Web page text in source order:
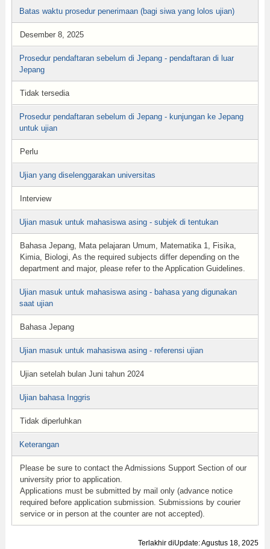
Batas waktu prosedur penerimaan (bagi siwa yang lolos ujian)
Desember 8, 2025
Prosedur pendaftaran sebelum di Jepang - pendaftaran di luar
Jepang
Tidak tersedia
Prosedur pendaftaran sebelum di Jepang - kunjungan ke Jepang
untuk ujian
Perlu
Ujian yang diselenggarakan universitas
Interview
Ujian masuk untuk mahasiswa asing - subjek di tentukan
Bahasa Jepang, Mata pelajaran Umum, Matematika 1, Fisika,
Kimia, Biologi, As the required subjects differ depending on the
department and major, please refer to the Application Guidelines.
Ujian masuk untuk mahasiswa asing - bahasa yang digunakan
saat ujian
Bahasa Jepang
Ujian masuk untuk mahasiswa asing - referensi ujian
Ujian setelah bulan Juni tahun 2024
Ujian bahasa Inggris
Tidak diperluhkan
Keterangan
Please be sure to contact the Admissions Support Section of our
university prior to application.
Applications must be submitted by mail only (advance notice
required before application submission. Submissions by courier
service or in person at the counter are not accepted).
Terlakhir diUpdate: Agustus 18, 2025